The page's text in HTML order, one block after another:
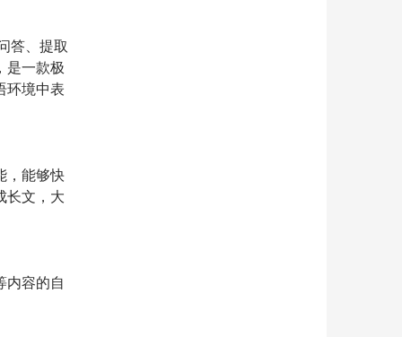
答、提取
是一款极
环境中表
，能够快
长文，大
内容的自